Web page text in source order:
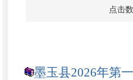
点击数
墨玉县2026年第